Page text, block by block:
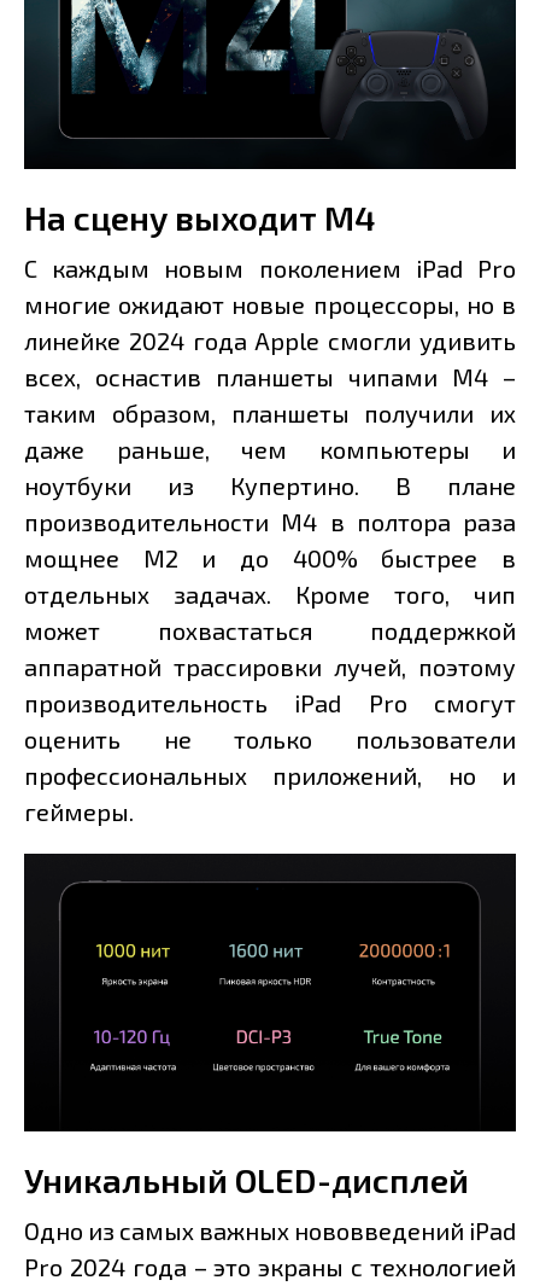
На сцену выходит M4
С каждым новым поколением iPad Pro
многие ожидают новые процессоры, но в
линейке 2024 года Apple смогли удивить
всех, оснастив планшеты чипами M4 –
таким образом, планшеты получили их
даже раньше, чем компьютеры и
ноутбуки из Купертино. В плане
производительности M4 в полтора раза
мощнее M2 и до 400% быстрее в
отдельных задачах. Кроме того, чип
может похвастаться поддержкой
аппаратной трассировки лучей, поэтому
производительность iPad Pro смогут
оценить не только пользователи
профессиональных приложений, но и
геймеры.
Уникальный OLED-дисплей
Одно из самых важных нововведений iPad
Pro 2024 года – это экраны с технологией